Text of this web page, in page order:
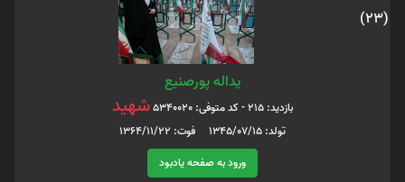
(23)
یداله پورصنیع
بازدید: 215 - کد متوفی: 5340020 شهید
تولد: 1345/07/15 فوت: 1364/11/22
ورود به صفحه یادبود